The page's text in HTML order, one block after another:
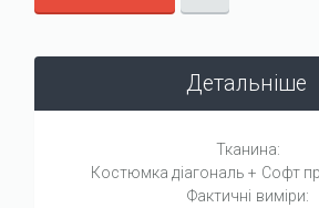
Детальніше
Тканина:
Костюмка діагональ + Софт
Фактичні виміри: